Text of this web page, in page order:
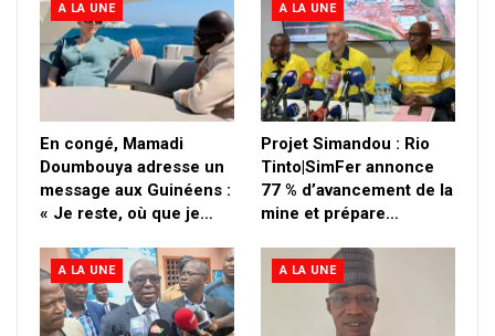
A LA UNE
En congé, Mamadi
Doumbouya adresse un
message aux Guinéens :
« Je reste, où que je…
A LA UNE
Projet Simandou : Rio
Tinto|SimFer annonce
77 % d’avancement de la
mine et prépare…
A LA UNE A LA UNE